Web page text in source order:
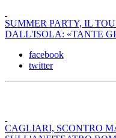
SUMMER PARTY, IL
DALL'ISOLA: «TANTE
facebook
twitter
CAGLIARI, SCONTRO